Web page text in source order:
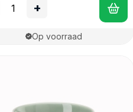
+
Op voorraad